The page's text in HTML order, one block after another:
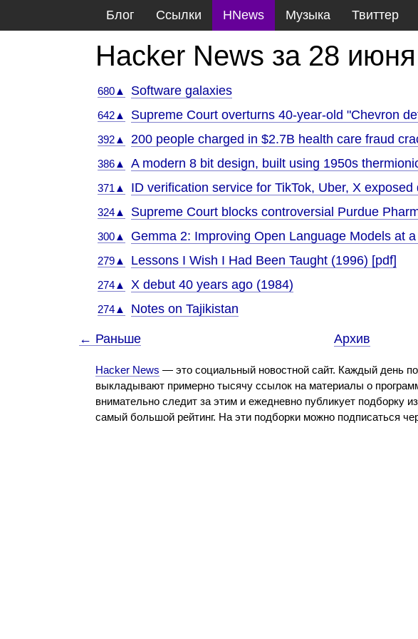
Блог Ссылки HNews Музыка Твиттер
Hacker News за 28
680▲ Software galaxies
642▲ Supreme Court overturns 40-year-old "Chevron
392▲ 200 people charged in $2.7B health care fraud
386▲ A modern 8 bit design, built using 1950s
371▲ ID verification service for TikTok, Uber, X
324▲ Supreme Court blocks controversial Purdue
300▲ Gemma 2: Improving Open Language Models at
279▲ Lessons I Wish I Had Been Taught (1996) [pdf]
274▲ X debut 40 years ago (1984)
274▲ Notes on Tajikistan
← Раньше Архив
Hacker News — это социальный новостной сайт. Каждый день
выкладывают примерно тысячу ссылок на материалы о
внимательно следит за этим и ежедневно публикует подборку
самый большой рейтинг. На эти подборки можно подписаться